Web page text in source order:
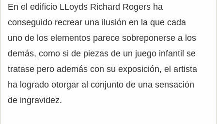
En el edificio LLoyds Richard Rogers ha
conseguido recrear una ilusión en la que cada
uno de los elementos parece sobreponerse a los
demás, como si de piezas de un juego infantil se
tratase pero además con su exposición, el artista
ha logrado otorgar al conjunto de una sensación
de ingravidez.